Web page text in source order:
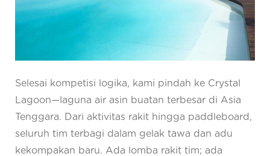
Selesai kompetisi logika, kami pindah ke Crystal
Lagoon—laguna air asin buatan terbesar di Asia
Tenggara. Dari aktivitas rakit hingga paddleboard,
seluruh tim terbagi dalam gelak tawa dan adu
kekompakan baru. Ada lomba rakit tim; ada